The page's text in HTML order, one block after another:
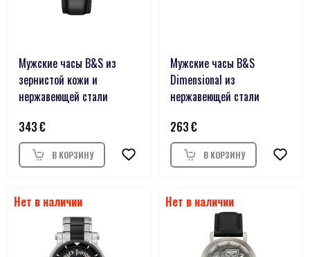
Мужские часы B&S из
зернистой кожи и
нержавеющей стали
343
Мужские часы B&S
Dimensional из
нержавеющей стали
263